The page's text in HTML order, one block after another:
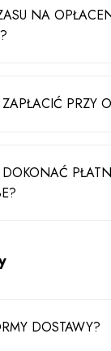
NA
PRZY
DOSTAWY?